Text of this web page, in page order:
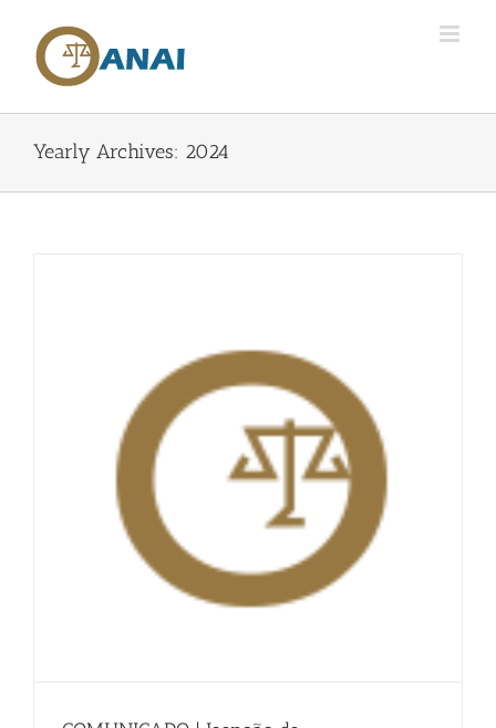
content
Yearly Archives: 2024